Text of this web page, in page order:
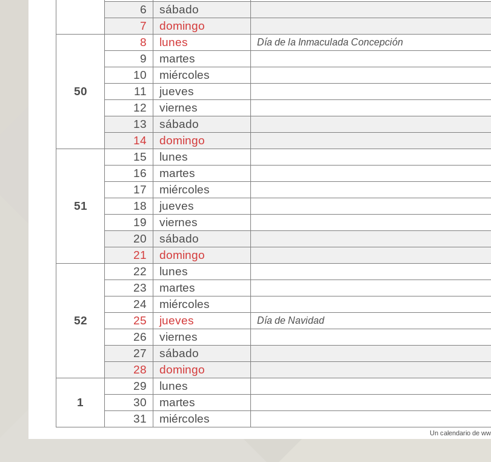
6
sábado
7
domingo
50
8 lunes Día de la Inmaculada Concepción
9
martes
10
miércoles
11
jueves
12
viernes
13
sábado
14
domingo
51
15
lunes
16
martes
17
miércoles
18
jueves
19
viernes
20
sábado
21
domingo
52
22
lunes
23
martes
24
miércoles
25
jueves Día de Navidad
26
viernes
27
sábado
28
domingo
1
29
lunes
30
martes
31
miércoles
Un calendario de